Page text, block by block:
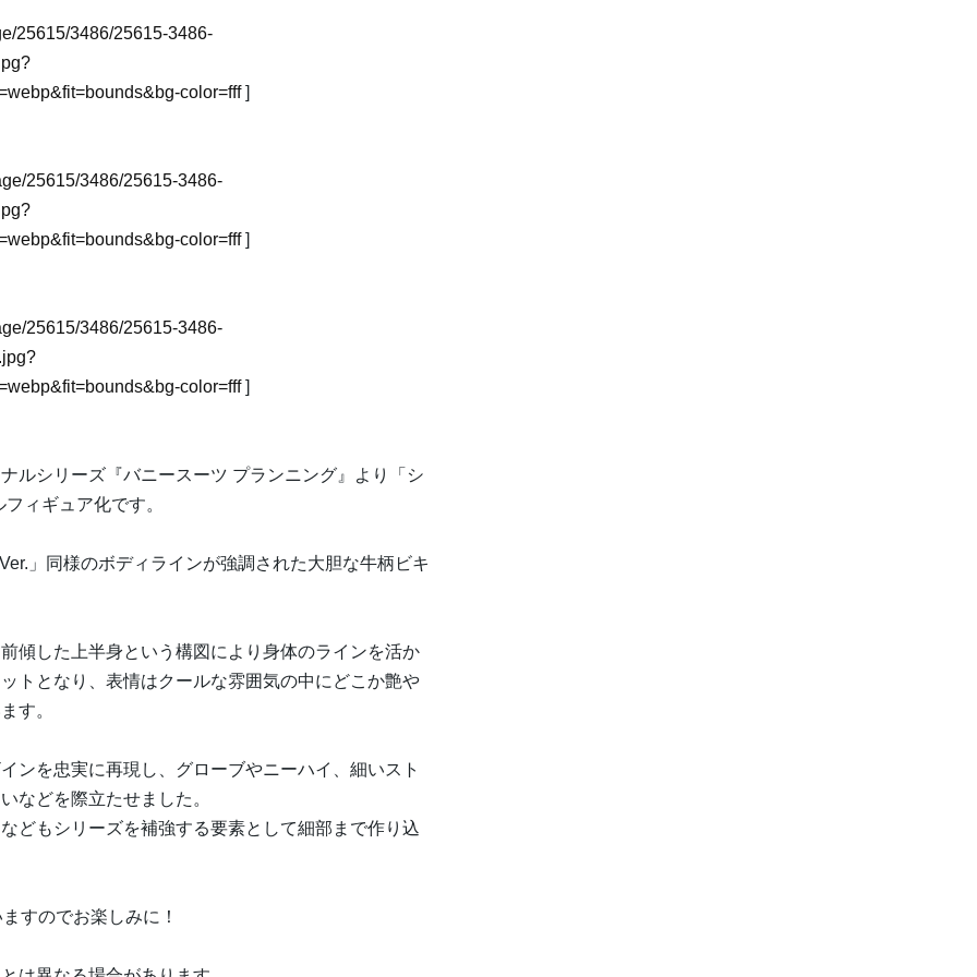
25615/3486/25615-3486-
color=fff]
25615/3486/25615-3486-
color=fff]
25615/3486/25615-3486-
color=fff]
ルシリーズ『バニースーツ プランニング』より「シ
ィギュア化です。
」同様のボディラインが強調された大胆な牛柄ビキ
傾した上半身という構図により身体のラインを活か
トとなり、表情はクールな雰囲気の中にどこか艶や
す。
ンを忠実に再現し、グローブやニーハイ、細いスト
などを際立たせました。
どもシリーズを補強する要素として細部まで作り込
すのでお楽しみに！